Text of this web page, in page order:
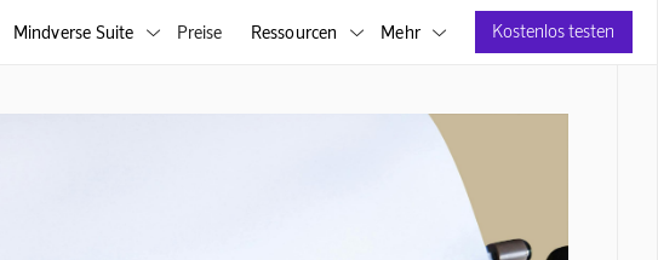
Mindverse Suite  Preise Ressourcen  Mehr  Kostenlos testen